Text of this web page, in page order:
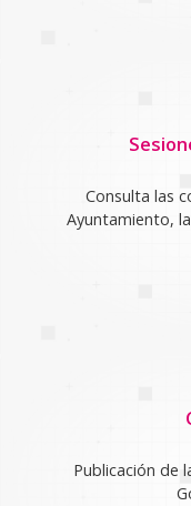
Consulta las
Ayuntamiento,
Publicación de